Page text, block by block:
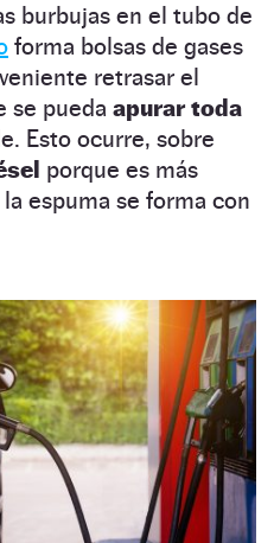
burbujas en el tubo de
forma bolsas de gases
retrasar el
se pueda apurar toda
Esto ocurre, sobre
porque es más
espuma se forma con